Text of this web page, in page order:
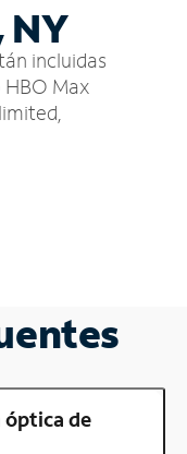
NY
incluidas
Max
óptica de